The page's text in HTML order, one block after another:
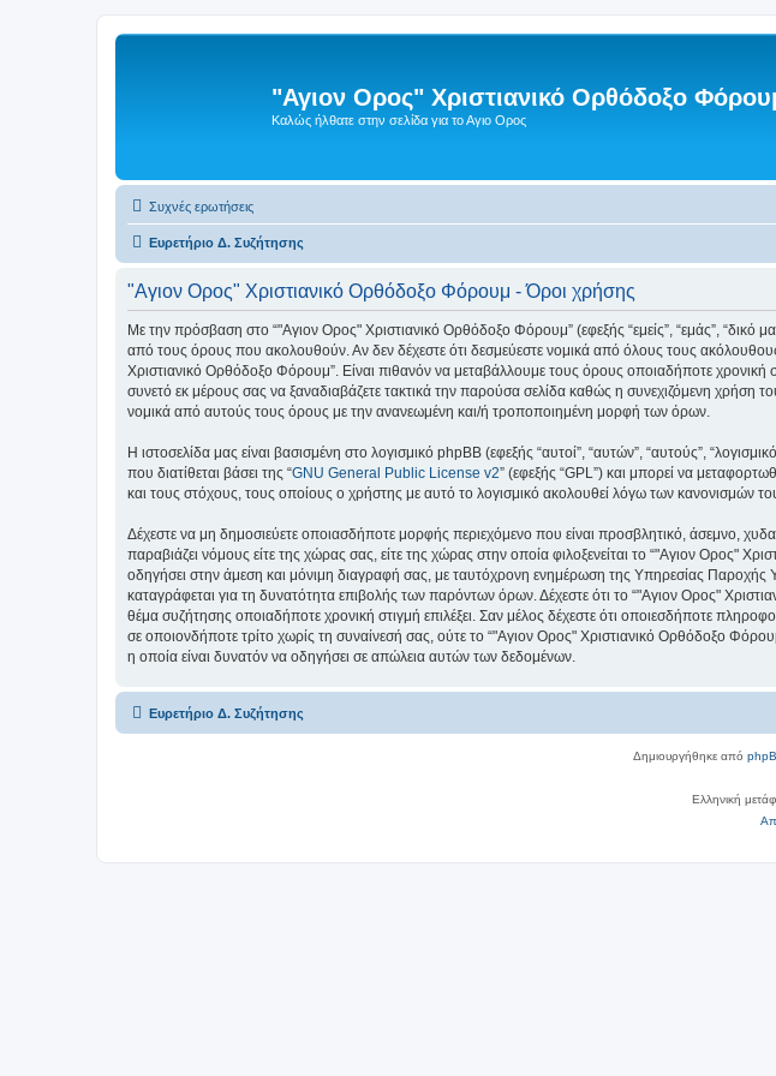
"Αγιον Ορος" Χριστιανικό Ορθόδοξο
Καλώς ήλθατε στην σελίδα για το Αγιο Ορος
Συχνές ερωτήσεις
Ευρετήριο Δ. Συζήτησης
"Αγιον Ορος" Χριστιανικό Ορθόδοξο Φόρουμ - Όροι χρήσης
Με την πρόσβαση στο “"Αγιον Ορος" Χριστιανικό Ορθόδοξο Φόρουμ” (εφεξής “εμείς”, “εμάς”,
από τους όρους που ακολουθούν. Αν δεν δέχεστε ότι δεσμεύεστε νομικά από όλους τους
Χριστιανικό Ορθόδοξο Φόρουμ”. Είναι πιθανόν να μεταβάλλουμε τους όρους οποιαδήποτε
συνετό εκ μέρους σας να ξαναδιαβάζετε τακτικά την παρούσα σελίδα καθώς η συνεχιζόμενη χρήση
νομικά από αυτούς τους όρους με την ανανεωμένη και/ή τροποποιημένη μορφή των όρων.
Η ιστοσελίδα μας είναι βασισμένη στο λογισμικό phpBB (εφεξής “αυτοί”, “αυτών”, “αυτούς”,
που διατίθεται βάσει της “GNU General Public License v2” (εφεξής “GPL”) και μπορεί να
και τους στόχους, τους οποίους ο χρήστης με αυτό το λογισμικό ακολουθεί λόγω των κανονισμών
Δέχεστε να μη δημοσιεύετε οποιασδήποτε μορφής περιεχόμενο που είναι προσβλητικό, άσεμνο,
παραβιάζει νόμους είτε της χώρας σας, είτε της χώρας στην οποία φιλοξενείται το “"Αγιον Ορος"
οδηγήσει στην άμεση και μόνιμη διαγραφή σας, με ταυτόχρονη ενημέρωση της Υπηρεσίας
καταγράφεται για τη δυνατότητα επιβολής των παρόντων όρων. Δέχεστε ότι το “"Αγιον Ορος"
θέμα συζήτησης οποιαδήποτε χρονική στιγμή επιλέξει. Σαν μέλος δέχεστε ότι οποιεσδήποτε
σε οποιονδήποτε τρίτο χωρίς τη συναίνεσή σας, ούτε το “"Αγιον Ορος" Χριστιανικό Ορθόδοξο
η οποία είναι δυνατόν να οδηγήσει σε απώλεια αυτών των δεδομένων.
Ευρετήριο Δ. Συζήτησης
Δημιουργήθηκε από
Ελληνική